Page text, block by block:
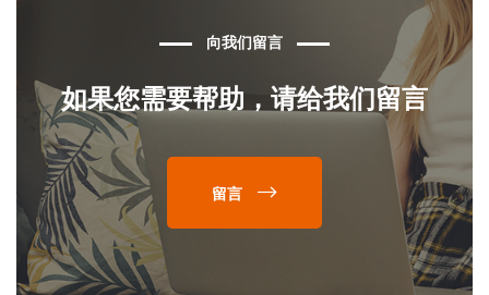
向我们留言
如果您需要帮助，请给我们留言
留言